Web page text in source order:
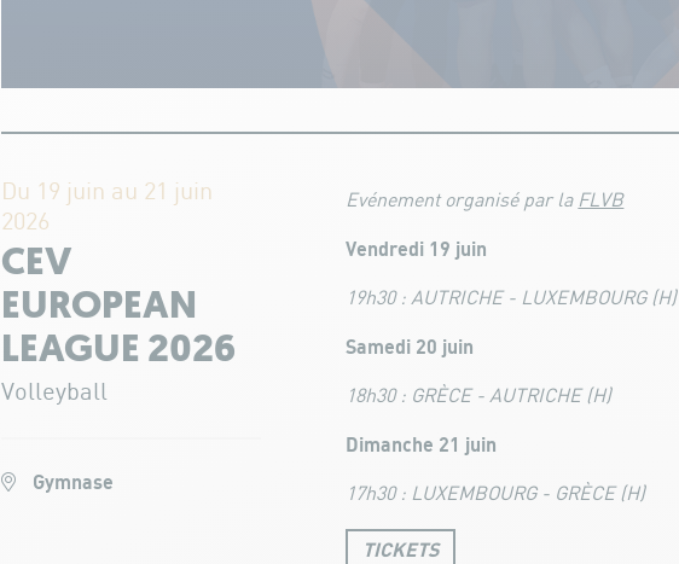
Du 19 juin au 21 juin
2026
CEV
EUROPEAN
LEAGUE 2026
Volleyball
Gymnase
Evénement organisé par la FLVB
Vendredi 19 juin
19h30 : AUTRICHE - LUXEMBOURG (H)
Samedi 20 juin
18h30 : GRÈCE - AUTRICHE (H)
Dimanche 21 juin
17h30 : LUXEMBOURG - GRÈCE (H)
TICKETS